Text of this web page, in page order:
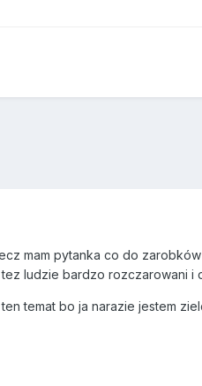
mam pytanka co do
ludzie bardzo rozczarowani i
temat bo ja narazie jestem